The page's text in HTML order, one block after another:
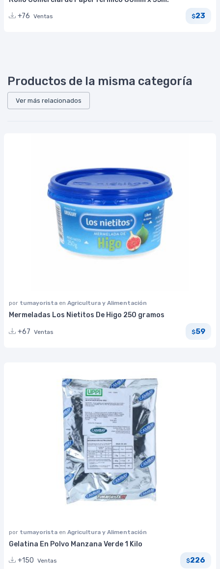
+76 Ventas $23
Productos de la misma categoría
Ver más relacionados
por tumayorista en Agricultura y Alimentación
Mermeladas Los Nietitos De Higo 250 gramos
+67 Ventas $59
por tumayorista en Agricultura y Alimentación
Gelatina En Polvo Manzana Verde 1 Kilo
+150 Ventas $226